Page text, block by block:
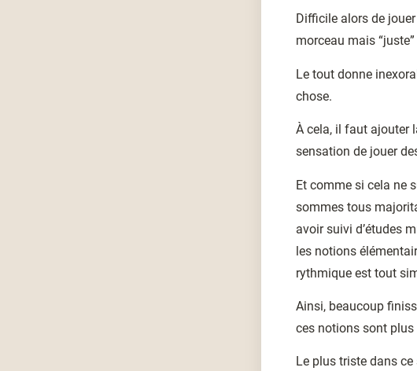
Difficile alors de
morceau mais
Le tout donne
chose.
À cela, il faut ajouter
sensation de jouer
Et comme si cela ne
sommes tous
avoir suivi d’études
les notions
rythmique est tout
Ainsi, beaucoup
ces notions sont plus
Le plus triste dans